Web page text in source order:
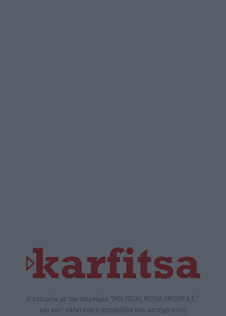
Η εταιρεία με την επωνυμία “POLITICAL MEDIA GROUP A.E.”
και κατ’ επέκταση η ιστοσελίδα που κατέχει αυτή